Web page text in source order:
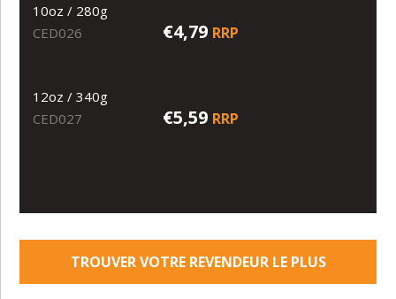
10oz / 280g
CED026
€4,79 RRP
12oz / 340g
CED027
€5,59 RRP
TROUVER VOTRE REVENDEUR LE PLUS